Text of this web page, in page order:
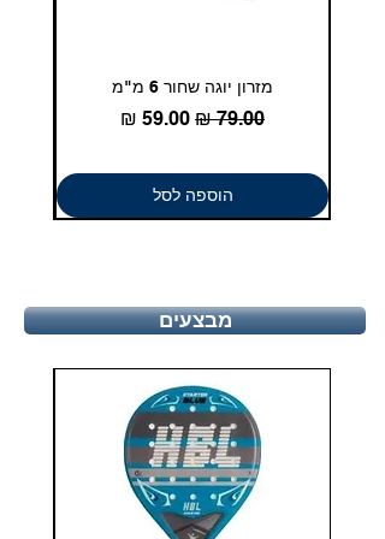
מזרון יוגה שחור 6 מ"מ
מחיר רגילמחיר מבצע
הוספה לסל
מבצעים